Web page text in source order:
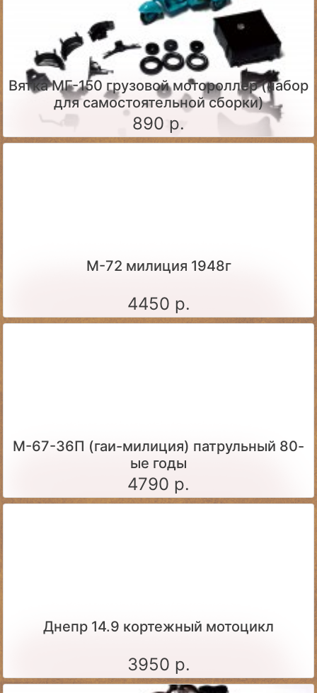
Вятка МГ-150 грузовой мотороллер (набор
для самостоятельной сборки)
890 р.
М-72 милиция 1948г
4450 р.
М-67-36П (гаи-милиция) патрульный 80-
ые годы
4790 р.
Днепр 14.9 кортежный мотоцикл
3950 р.